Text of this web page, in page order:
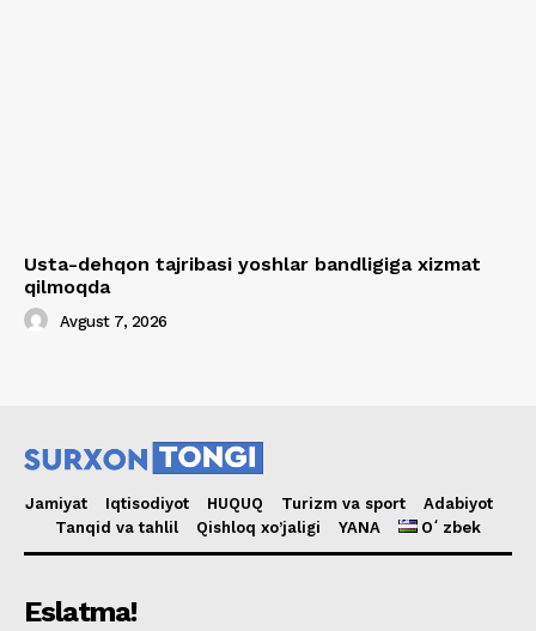
Usta-dehqon tajribasi yoshlar bandligiga xizmat
qilmoqda
Avgust 7, 2026
Jamiyat Iqtisodiyot HUQUQ Turizm va sport
Adabiyot
Tanqid va tahlil
Qishloq xo’jaligi YANA Oʻzbek
Eslatma!